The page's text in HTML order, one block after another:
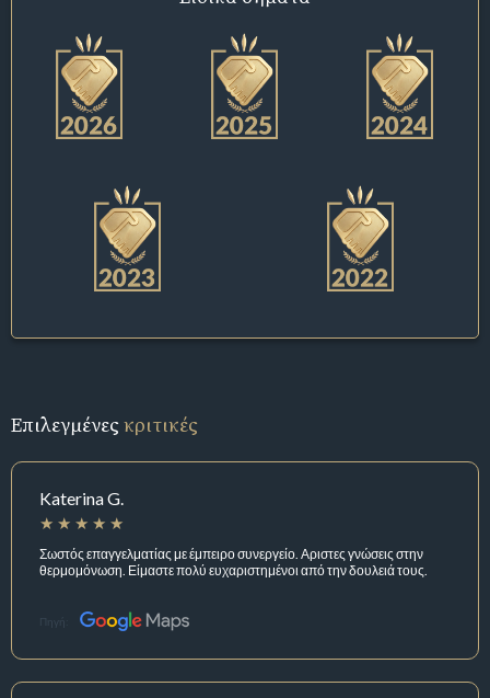
Επιλεγμένεςκριτικές
Katerina G.
Σωστός επαγγελματίας με έμπειρο συνεργείο. Αριστες γνώσεις στην
θερμομόνωση. Είμαστε πολύ ευχαριστημένοι από την δουλειά τους.
Πηγή: